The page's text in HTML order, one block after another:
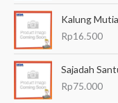
u
Kalung
Rp16.500
Sajadah
Rp75.000